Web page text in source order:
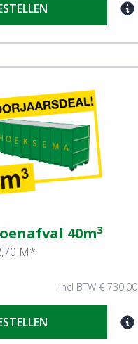
40m3
M*
incl BTW € 730,00